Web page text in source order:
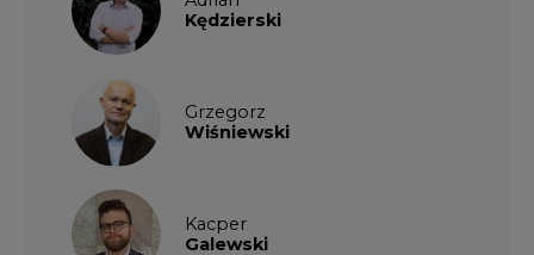
Kędzierski
Grzegorz
Wiśniewski
Kacper
Galewski